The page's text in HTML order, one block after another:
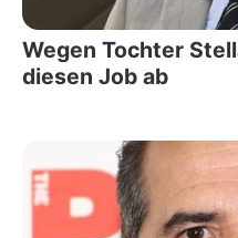
Wegen Tochter
diesen Job ab